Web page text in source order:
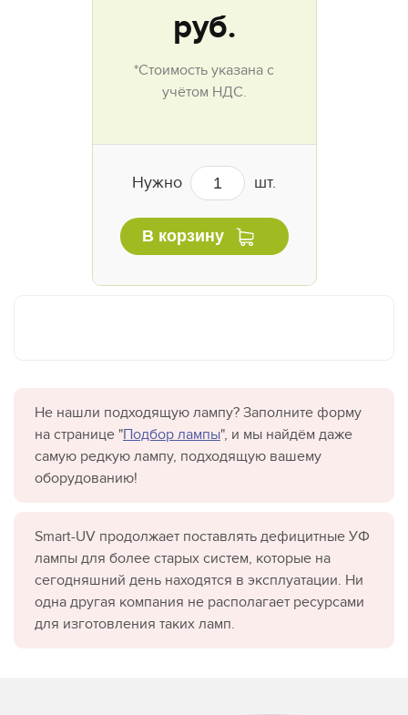
руб.
*Стоимость указана с
учётом НДС.
Нужно шт.
В корзину
Не нашли подходящую лампу? Заполните форму
на странице "Подбор лампы", и мы найдём даже
самую редкую лампу, подходящую вашему
оборудованию!
Smart-UV продолжает поставлять дефицитные УФ
лампы для более старых систем, которые на
сегодняшний день находятся в эксплуатации. Ни
одна другая компания не располагает ресурсами
для изготовления таких ламп.